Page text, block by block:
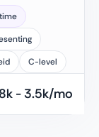
C-level
- 3.5k/mo